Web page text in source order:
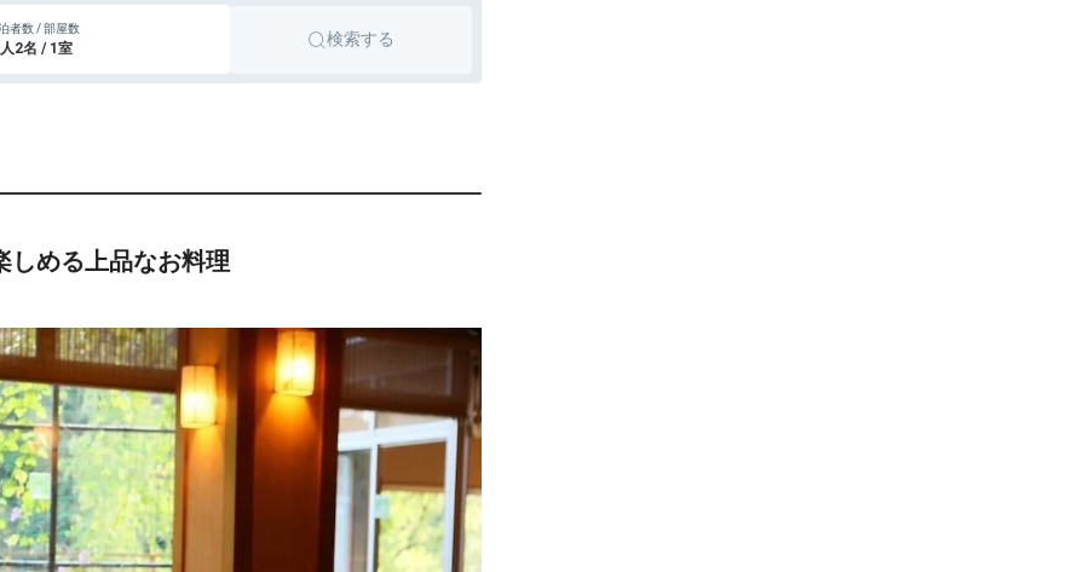
icotto
19,000円〜
旅館
者数 / 部屋数
2名 / 1室 検索する
しめる上品なお料理